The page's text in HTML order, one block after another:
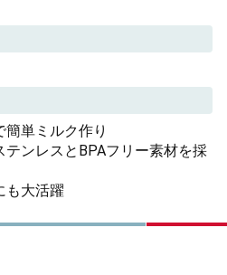
簡単ミルク作り
テンレスとBPAフリー素材を採
も大活躍